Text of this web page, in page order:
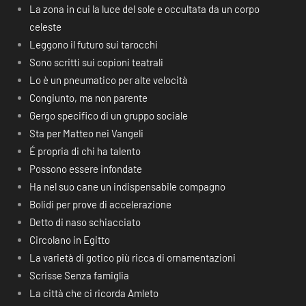
La zona in cui la luce del sole e occultata da un corpo
celeste
Leggono il futuro sui tarocchi
Sono scritti sui copioni teatrali
Lo è un pneumatico per alte velocità
Congiunto, ma non parente
Gergo specifico di un gruppo sociale
Sta per Matteo nei Vangeli
É propria di chi ha talento
Possono essere infondate
Ha nel suo cane un indispensabile compagno
Bolidi per prove di accelerazione
Detto di naso schiacciato
Circolano in Egitto
La varietà di gotico più ricca di ornamentazioni
Scrisse Senza famiglia
La città che ci ricorda Amleto